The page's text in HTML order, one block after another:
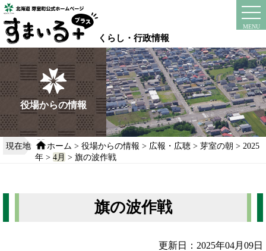
本
文
へ
移
動
る
くらし・行政情報
MENU
instagram
役場からの情報
現在地 ホーム > 役場からの情報 > 広報・広聴> 芽室の朝 > 2025
年> 4月 > 旗の波作戦
旗の波作戦
更新日：2025年04月09日